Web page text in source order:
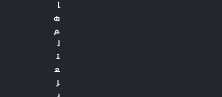
ا
ه
م
ل
ت
ع
ز
ي